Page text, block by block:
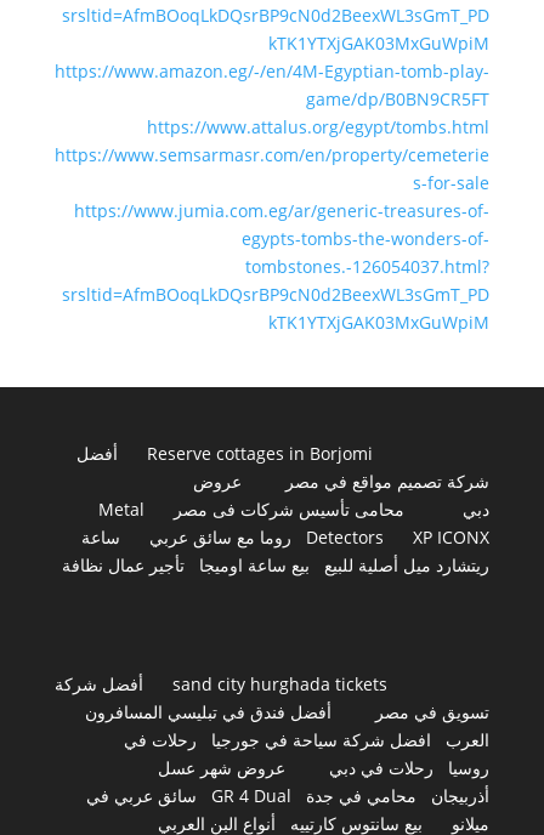
srsltid=AfmBOoqLkDQsrBP9cN0d2BeexWL3sGmT_PD
kTK1YTXjGAK03MxGuWpiM
https://www.amazon.eg/-/en/4M-Egyptian-tomb-play-
game/dp/B0BN9CR5FT
https://www.attalus.org/egypt/tombs.html
https://www.semsarmasr.com/en/property/cemeterie
s-for-sale
https://www.jumia.com.eg/ar/generic-treasures-of-
egypts-tombs-the-wonders-of-
tombstones.-126054037.html?
srsltid=AfmBOoqLkDQsrBP9cN0d2BeexWL3sGmT_PD
kTK1YTXjGAK03MxGuWpiM
Reserve cottages in Borjomi
أفضل
شركة تصميم مواقع في مصر
عروض
دبي
محامى تأسيس شركات فى مصر
Metal
Detectors
XP ICONX روما مع سائق عربي
ساعة
ريتشارد ميل أصلية للبيع
بيع ساعة اوميجا تأجير عمال نظافة
sand city hurghada tickets
أفضل شركة
تسويق في مصر
أفضل فندق في تبليسي المسافرون
العرب
افضل شركة سياحة في جورجيا
رحلات في
روسيا
رحلات في دبي
عروض شهر عسل
أذربيجان
محامي في جدة GR 4 Dual
سائق عربي في
ميلانو
بيع سانتوس كارتييه أنواع البن العربي